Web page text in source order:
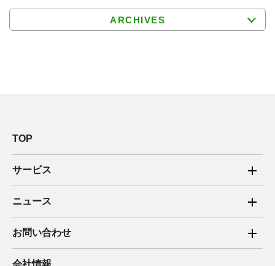
ARCHIVES
TOP
サービス
ご家庭向け電力サービス
法人向け脱炭素サービス
ニュース
2025年
2024年
お問い合わせ
ご家庭向け電力サービス・卒FIT電気の売電
会社情報